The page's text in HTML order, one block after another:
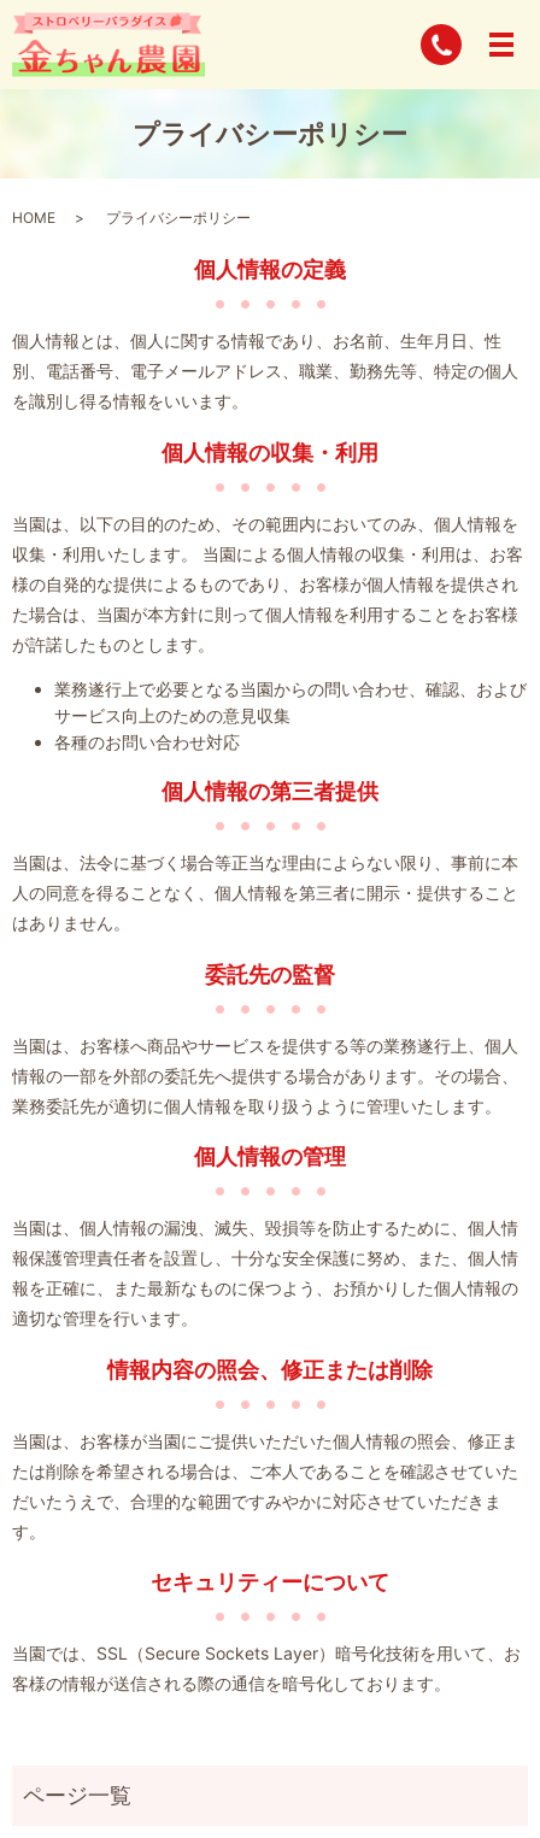
プライバシーポリシー
HOME プライバシーポリシー
個人情報の定義
個人情報とは、個人に関する情報であり、お名前、生年月日、性
別、電話番号、電子メールアドレス、職業、勤務先等、特定の個人
を識別し得る情報をいいます。
個人情報の収集・利用
当園は、以下の目的のため、その範囲内においてのみ、個人情報を
収集・利用いたします。 当園による個人情報の収集・利用は、お客
様の自発的な提供によるものであり、お客様が個人情報を提供され
た場合は、当園が本方針に則って個人情報を利用することをお客様
が許諾したものとします。
業務遂行上で必要となる当園からの問い合わせ、確認、および
サービス向上のための意見収集
各種のお問い合わせ対応
個人情報の第三者提供
当園は、法令に基づく場合等正当な理由によらない限り、事前に本
人の同意を得ることなく、個人情報を第三者に開示・提供すること
はありません。
委託先の監督
当園は、お客様へ商品やサービスを提供する等の業務遂行上、個人
情報の一部を外部の委託先へ提供する場合があります。その場合、
業務委託先が適切に個人情報を取り扱うように管理いたします。
個人情報の管理
当園は、個人情報の漏洩、滅失、毀損等を防止するために、個人情
報保護管理責任者を設置し、十分な安全保護に努め、また、個人情
報を正確に、また最新なものに保つよう、お預かりした個人情報の
適切な管理を行います。
情報内容の照会、修正または削除
当園は、お客様が当園にご提供いただいた個人情報の照会、修正ま
たは削除を希望される場合は、ご本人であることを確認させていた
だいたうえで、合理的な範囲ですみやかに対応させていただきま
す。
セキュリティーについて
当園では、SSL（Secure Sockets Layer）暗号化技術を用いて、お
客様の情報が送信される際の通信を暗号化しております。